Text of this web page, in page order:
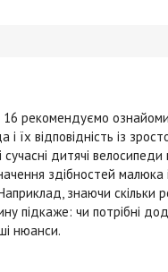
рекомендуємо
їх відповідність із
дитячі
здібностей
знаючи скільки
підкаже: чи потрібні
нюанси.